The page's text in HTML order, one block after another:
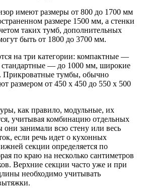
имеют размеры от 800 до 1700 мм
размере 1500 мм, а стенки
таких тумб, дополнительных
быть от 1800 до 3700 мм.
на три категории: компактные —
стандартные — до 1000 мм, широкие
тумбы, обычно
размером от 450 х 450 до 550 х 500
как правило, модульные, их
учитывая комбинацию отдельных
они занимали всю стену или весь
если речь идет о кухонных
секции определяется по
по краю на несколько сантиметров
Верхние секции часто уже и при
необходимо учитывать